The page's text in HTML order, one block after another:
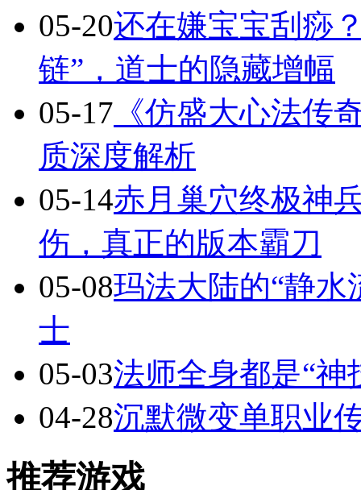
05-20还在嫌宝宝刮痧
链”，道士的隐藏增幅
05-17 《仿盛大心法传
质深度解析
05-14赤月巢穴终极神
伤，真正的版本霸刀
05-08玛法大陆的“静
士
05-03法师全身都是“神
04-28沉默微变单职业
推荐游戏